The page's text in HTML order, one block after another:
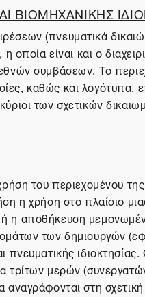
ΒΙΟΜΗΧΑΝΙΚΗΣ
(πνευματικά
οποία είναι και ο
συμβάσεων. Το
καθώς και
των σχετικών
του περιεχομένου
η χρήση στο πλαίσιο
η αποθήκευση
των δημιουργών
πνευματικής
τρίτων μερών
στη σχετική